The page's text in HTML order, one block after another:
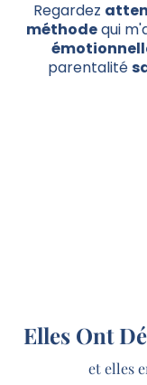
Regardez
méthodequi
parentalité
Elles Ont
et elles